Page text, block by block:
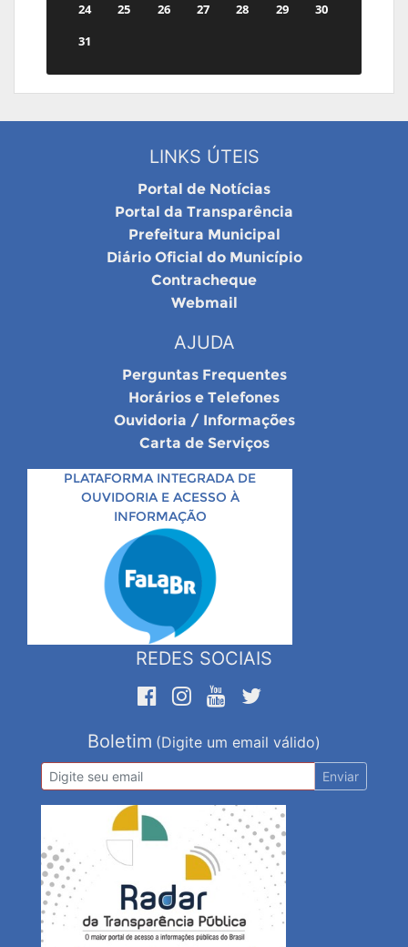
24
25 26 27 28 29
30
31
LINKS ÚTEIS
Portal de Notícias
Portal da Transparência
Prefeitura Municipal
Diário Oficial do Município
Contracheque
Webmail
AJUDA
Perguntas Frequentes
Horários e Telefones
Ouvidoria / Informações
Carta de Serviços
PLATAFORMA INTEGRADA DE
OUVIDORIA E ACESSO À
INFORMAÇÃO
REDES SOCIAIS
Boletim (Digite um email válido)
Enviar